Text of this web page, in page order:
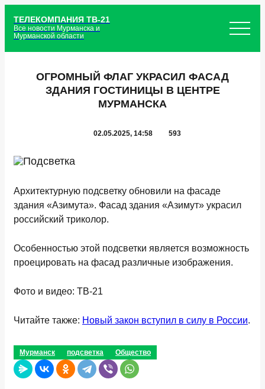
ТЕЛЕКОМПАНИЯ ТВ-21
Все новости Мурманска и
Мурманской области
ОГРОМНЫЙ ФЛАГ УКРАСИЛ ФАСАД
ЗДАНИЯ ГОСТИНИЦЫ В ЦЕНТРЕ
МУРМАНСКА
02.05.2025, 14:58 593
Архитектурную подсветку обновили на фасаде
здания «Азимута». Фасад здания «Азимут» украсил
российский триколор.
Особенностью этой подсветки является возможность
проецировать на фасад различные изображения.
Фото и видео: ТВ-21
Читайте также: Новый закон вступил в силу в России.
Мурманск подсветка Общество